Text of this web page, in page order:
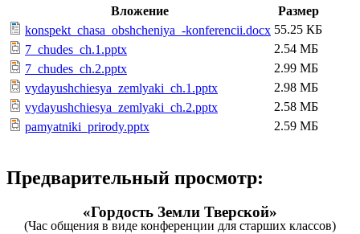
Вложение
Размер
konspekt_chasa_obshcheniya_-konferencii.docx 55.25 КБ
7_chudes_ch.1.pptx
2.54 МБ
7_chudes_ch.2.pptx
2.99 МБ
vydayushchiesya_zemlyaki_ch.1.pptx
2.98 МБ
vydayushchiesya_zemlyaki_ch.2.pptx
2.58 МБ
pamyatniki_prirody.pptx
2.59 МБ
Предварительный просмотр:
«Гордость Земли Тверской»
(Час общения в виде конференции для старших классов)